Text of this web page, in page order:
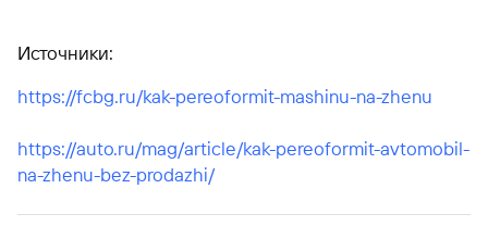
Источники:
https://fcbg.ru/kak-pereoformit-mashinu-na-zhenu
https://auto.ru/mag/article/kak-pereoformit-avtomobil-
na-zhenu-bez-prodazhi/